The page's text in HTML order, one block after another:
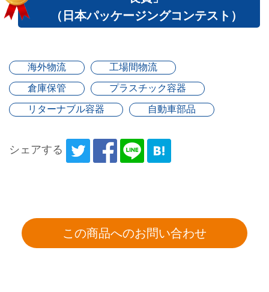
（日本パッケージングコンテスト）
海外物流 工場間物流
倉庫保管 プラスチック容器
リターナブル容器 自動車部品
シェアする